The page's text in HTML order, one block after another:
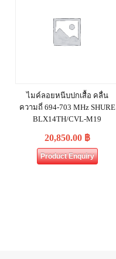
ไมค์ลอยหนีบปกเสื้อ คลื่น
ความถี่ 694-703 MHz SHURE
BLX14TH/CVL-M19
20,850.00 ฿
Product Enquiry